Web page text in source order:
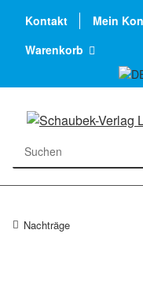
Kontakt Mein
Warenkorb
Nachträge